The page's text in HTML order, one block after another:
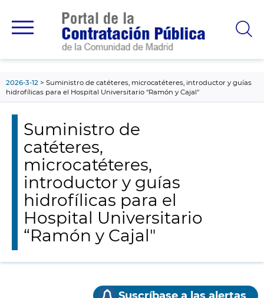
principal
2026-3-12
Suministro de catéteres, microcatéteres, introductor y guías
hidrofílicas para el Hospital Universitario “Ramón y Cajal"
Suministro de
catéteres,
microcatéteres,
introductor y guías
hidrofílicas para el
Hospital Universitario
“Ramón y Cajal"